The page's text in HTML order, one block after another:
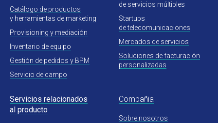
Catálogo de productos
y herramientas de marketing
Provisioning y mediación
Inventario de equipo
Gestión de pedidos y BPM
Servicio de campo
de servicios múltiples
Startups
de telecomunicaciones
Mercados de servicios
Soluciones de facturación
personalizadas
Servicios relacionados
al producto
Compañia
Sobre nosotros